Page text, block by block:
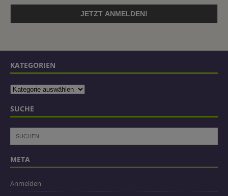
KATEGORIEN
SUCHE
META
Anmelden